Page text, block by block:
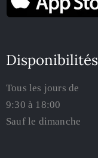
Disponibilités
Tous les jours de
9:30 à 18:00
Sauf le dimanche